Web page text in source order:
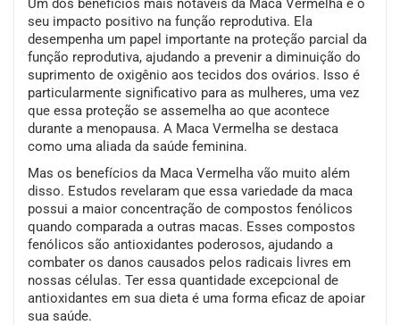
Um dos benefícios mais notáveis da Maca Vermelha é o
seu impacto positivo na função reprodutiva. Ela
desempenha um papel importante na proteção parcial da
função reprodutiva, ajudando a prevenir a diminuição do
suprimento de oxigênio aos tecidos dos ovários. Isso é
particularmente significativo para as mulheres, uma vez
que essa proteção se assemelha ao que acontece
durante a menopausa. A Maca Vermelha se destaca
como uma aliada da saúde feminina.
Mas os benefícios da Maca Vermelha vão muito além
disso. Estudos revelaram que essa variedade da maca
possui a maior concentração de compostos fenólicos
quando comparada a outras macas. Esses compostos
fenólicos são antioxidantes poderosos, ajudando a
combater os danos causados pelos radicais livres em
nossas células. Ter essa quantidade excepcional de
antioxidantes em sua dieta é uma forma eficaz de apoiar
sua saúde.